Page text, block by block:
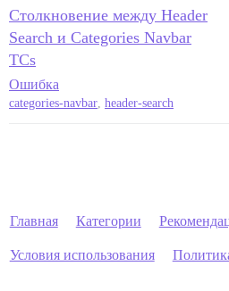
Столкновение между Header
Search и Categories Navbar
TCs
Ошибка
categories-navbar, header-search
Главная Категории
Условия использования